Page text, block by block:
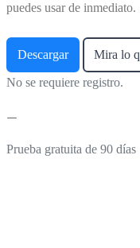
puedes usar de inmediato.
Descargar Mira lo
No se requiere registro.
Prueba gratuita de 90 días